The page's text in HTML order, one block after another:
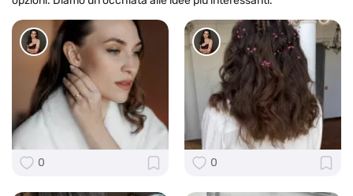
0 0